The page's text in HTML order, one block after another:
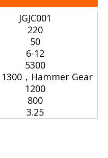
JGJC001
220
50
6-12
5300
，Hammer Gear
1200
800
3.25